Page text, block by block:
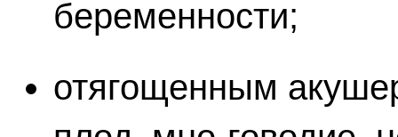
беременности;
отягощенным